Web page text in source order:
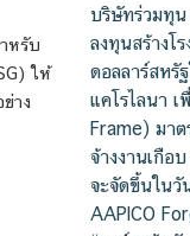
หรับ
ให้
าง
บริษัทร่วมทุน
ลงทุนสร้างโ
ดอลลาร์สหรั
แคโรไลนา
Frame) มาต
จ้างงานเกือ
จะจัดขึ้นใน
AAPICO